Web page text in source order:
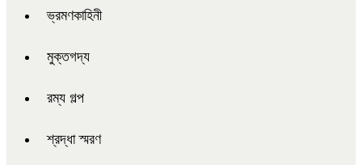
ভ্রমণকাহিনী
মুক্তগদ্য
রম্য গল্প
শ্রদ্ধা স্মরণ